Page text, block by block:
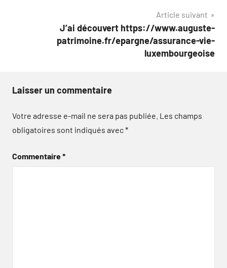
Article suivant
J’ai découvert https://www.auguste-
patrimoine.fr/epargne/assurance-vie-
luxembourgeoise
Laisser un commentaire
Votre adresse e-mail ne sera pas publiée. Les champs
obligatoires sont indiqués avec*
Commentaire*